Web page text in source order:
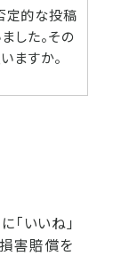
定的な投稿
した。その
ますか。
いいね」
害賠償を